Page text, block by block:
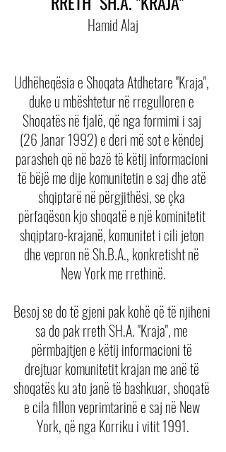
Hamid Alaj
Udhëheqësia e Shoqata Atdhetare "Kraja",
duke u mbështetur në rregulloren e
Shoqatës në fjalë, që nga formimi i saj
(26 Janar 1992) e deri më sot e këndej
parasheh që në bazë të këtij informacioni
të bëjë me dije komunitetin e saj dhe atë
shqiptarë në përgjithësi, se çka
përfaqëson kjo shoqatë e një kominitetit
shqiptaro-krajanë, komunitet i cili jeton
dhe vepron në Sh.B.A., konkretisht në
New York me rrethinë.
Besoj se do të gjeni pak kohë që të njiheni
sa do pak rreth SH.A. "Kraja", me
përmbajtjen e këtij informacioni të
drejtuar komunitetit krajan me anë të
shoqatës ku ato janë të bashkuar, shoqatë
e cila fillon veprimtarinë e saj në New
York, që nga Korriku i vitit 1991.